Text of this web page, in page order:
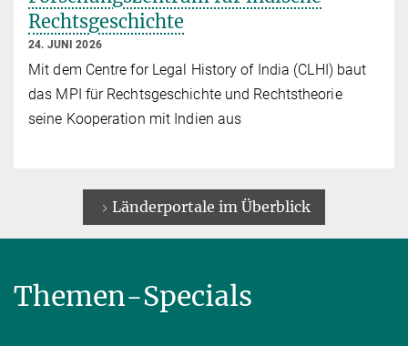
Rechtsgeschichte
24. JUNI 2026
Mit dem Centre for Legal History of India (CLHI) baut
das MPI für Rechtsgeschichte und Rechtstheorie
seine Kooperation mit Indien aus
Länderportale im Überblick
Themen-Specials